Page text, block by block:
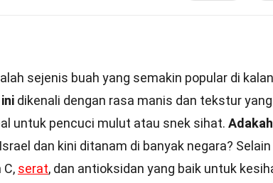
sejenis buah yang semakin popular di
dikenali dengan rasa manis dan tekstur
untuk pencuci mulut atau snek sihat.
dan kini ditanam di banyak negara?
serat, dan antioksidan yang baik untuk